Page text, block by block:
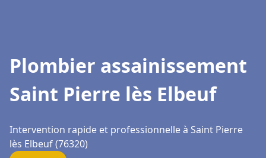
Plombier assainissement
Saint Pierre lès Elbeuf
Intervention rapide et professionnelle à Saint Pierre
lès Elbeuf (76320)